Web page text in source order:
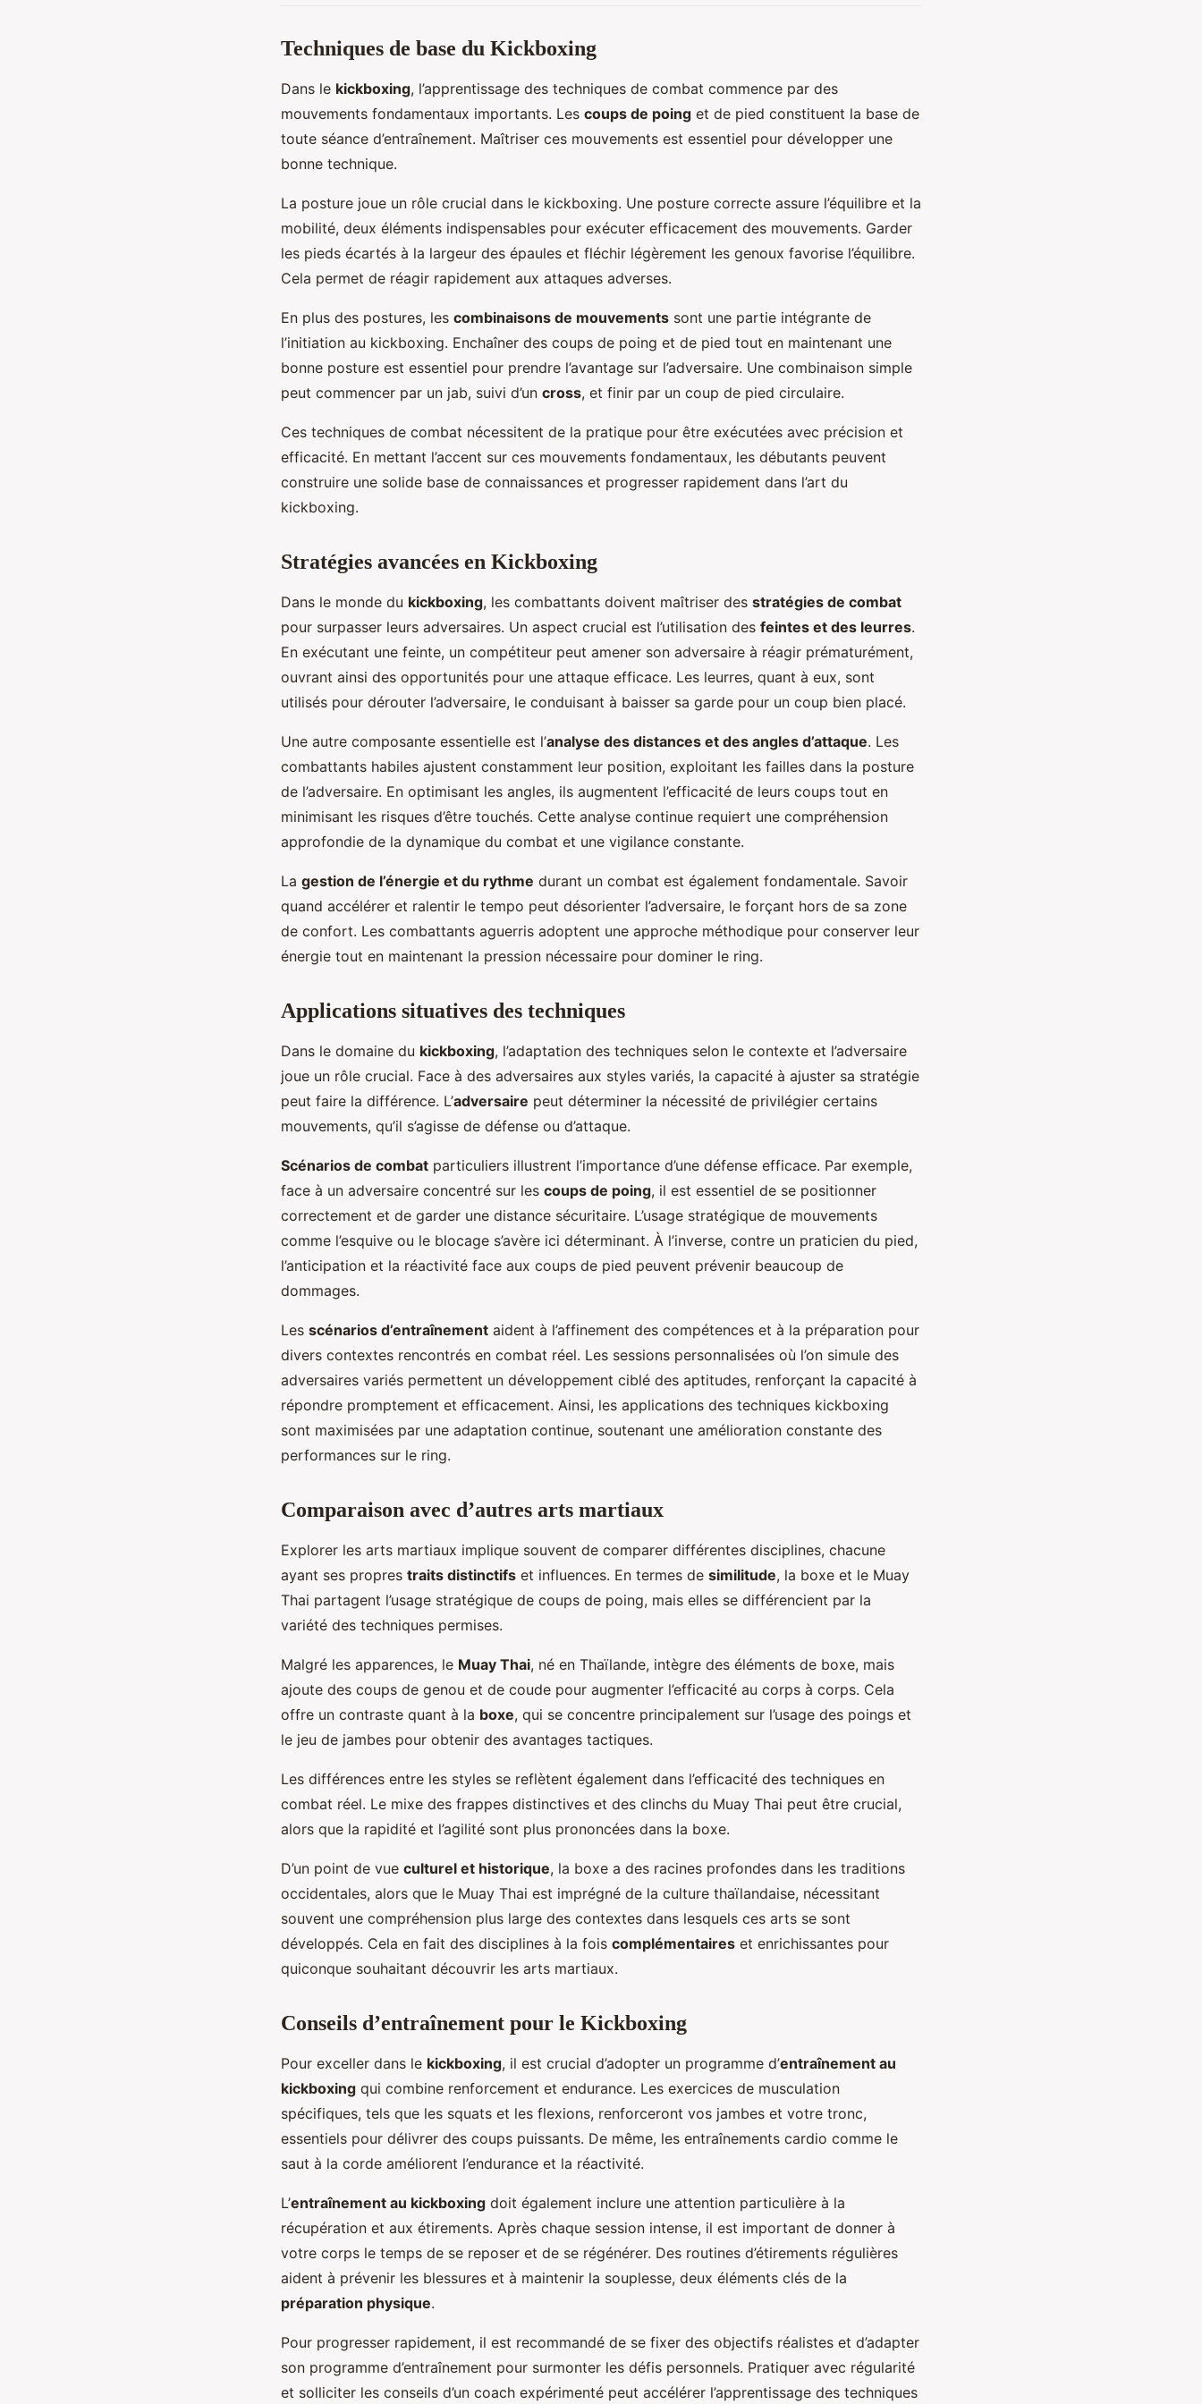
Techniques de base du Kickboxing
Dans le kickboxing, l’apprentissage des techniques de combat commence par des
mouvements fondamentaux importants. Les coups de poing et de pied constituent la base de
toute séance d’entraînement. Maîtriser ces mouvements est essentiel pour développer une
bonne technique.
La posture joue un rôle crucial dans le kickboxing. Une posture correcte assure l’équilibre et la
mobilité, deux éléments indispensables pour exécuter efficacement des mouvements. Garder
les pieds écartés à la largeur des épaules et fléchir légèrement les genoux favorise l’équilibre.
Cela permet de réagir rapidement aux attaques adverses.
En plus des postures, les combinaisons de mouvements sont une partie intégrante de
l’initiation au kickboxing. Enchaîner des coups de poing et de pied tout en maintenant une
bonne posture est essentiel pour prendre l’avantage sur l’adversaire. Une combinaison simple
peut commencer par un jab, suivi d’un cross, et finir par un coup de pied circulaire.
Ces techniques de combat nécessitent de la pratique pour être exécutées avec précision et
efficacité. En mettant l’accent sur ces mouvements fondamentaux, les débutants peuvent
construire une solide base de connaissances et progresser rapidement dans l’art du
kickboxing.
Stratégies avancées en Kickboxing
Dans le monde du kickboxing, les combattants doivent maîtriser des stratégies de combat
pour surpasser leurs adversaires. Un aspect crucial est l’utilisation des feintes et des leurres.
En exécutant une feinte, un compétiteur peut amener son adversaire à réagir prématurément,
ouvrant ainsi des opportunités pour une attaque efficace. Les leurres, quant à eux, sont
utilisés pour dérouter l’adversaire, le conduisant à baisser sa garde pour un coup bien placé.
Une autre composante essentielle est l’analyse des distances et des angles d’attaque. Les
combattants habiles ajustent constamment leur position, exploitant les failles dans la posture
de l’adversaire. En optimisant les angles, ils augmentent l’efficacité de leurs coups tout en
minimisant les risques d’être touchés. Cette analyse continue requiert une compréhension
approfondie de la dynamique du combat et une vigilance constante.
La gestion de l’énergie et du rythme durant un combat est également fondamentale. Savoir
quand accélérer et ralentir le tempo peut désorienter l’adversaire, le forçant hors de sa zone
de confort. Les combattants aguerris adoptent une approche méthodique pour conserver leur
énergie tout en maintenant la pression nécessaire pour dominer le ring.
Applications situatives des techniques
Dans le domaine du kickboxing, l’adaptation des techniques selon le contexte et l’adversaire
joue un rôle crucial. Face à des adversaires aux styles variés, la capacité à ajuster sa stratégie
peut faire la différence. L’adversaire peut déterminer la nécessité de privilégier certains
mouvements, qu’il s’agisse de défense ou d’attaque.
Scénarios de combat particuliers illustrent l’importance d’une défense efficace. Par exemple,
face à un adversaire concentré sur les coups de poing, il est essentiel de se positionner
correctement et de garder une distance sécuritaire. L’usage stratégique de mouvements
comme l’esquive ou le blocage s’avère ici déterminant. À l’inverse, contre un praticien du pied,
l’anticipation et la réactivité face aux coups de pied peuvent prévenir beaucoup de
dommages.
Les scénarios d’entraînement aident à l’affinement des compétences et à la préparation pour
divers contextes rencontrés en combat réel. Les sessions personnalisées où l’on simule des
adversaires variés permettent un développement ciblé des aptitudes, renforçant la capacité à
répondre promptement et efficacement. Ainsi, les applications des techniques kickboxing
sont maximisées par une adaptation continue, soutenant une amélioration constante des
performances sur le ring.
Comparaison avec d’autres arts martiaux
Explorer les arts martiaux implique souvent de comparer différentes disciplines, chacune
ayant ses propres traits distinctifs et influences. En termes de similitude, la boxe et le Muay
Thai partagent l’usage stratégique de coups de poing, mais elles se différencient par la
variété des techniques permises.
Malgré les apparences, le Muay Thai, né en Thaïlande, intègre des éléments de boxe, mais
ajoute des coups de genou et de coude pour augmenter l’efficacité au corps à corps. Cela
offre un contraste quant à la boxe, qui se concentre principalement sur l’usage des poings et
le jeu de jambes pour obtenir des avantages tactiques.
Les différences entre les styles se reflètent également dans l’efficacité des techniques en
combat réel. Le mixe des frappes distinctives et des clinchs du Muay Thai peut être crucial,
alors que la rapidité et l’agilité sont plus prononcées dans la boxe.
D’un point de vue culturel et historique, la boxe a des racines profondes dans les traditions
occidentales, alors que le Muay Thai est imprégné de la culture thaïlandaise, nécessitant
souvent une compréhension plus large des contextes dans lesquels ces arts se sont
développés. Cela en fait des disciplines à la fois complémentaires et enrichissantes pour
quiconque souhaitant découvrir les arts martiaux.
Conseils d’entraînement pour le Kickboxing
Pour exceller dans le kickboxing, il est crucial d’adopter un programme d’entraînement au
kickboxing qui combine renforcement et endurance. Les exercices de musculation
spécifiques, tels que les squats et les flexions, renforceront vos jambes et votre tronc,
essentiels pour délivrer des coups puissants. De même, les entraînements cardio comme le
saut à la corde améliorent l’endurance et la réactivité.
L’entraînement au kickboxing doit également inclure une attention particulière à la
récupération et aux étirements. Après chaque session intense, il est important de donner à
votre corps le temps de se reposer et de se régénérer. Des routines d’étirements régulières
aident à prévenir les blessures et à maintenir la souplesse, deux éléments clés de la
préparation physique.
Pour progresser rapidement, il est recommandé de se fixer des objectifs réalistes et d’adapter
son programme d’entraînement pour surmonter les défis personnels. Pratiquer avec régularité
et solliciter les conseils d’un coach expérimenté peut accélérer l’apprentissage des techniques